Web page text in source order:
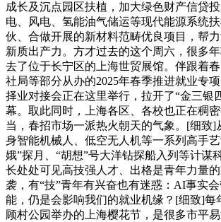
成长及沉点园区扶植，加大绿色财产信贷
电、风电、氢能油气储运等现代能源系统
伙、合做开展的新材料范畴优良项目，帮
新质出产力。方才过去的这个周六，很多
去了位于长宁区的上海世贸展馆。伴跟着
社局等部分从办的2025年春季推进就业专
择业对接会正在这里举行，拉开了“金三银
幕。取此同时，上海各区、各校也正在稠
当，春招市场一派热火朝天的气象。[细致]
身智能机械人、低空无人机等一系列高手
娥”探月、“胡想”号大洋钻探船入列等计谋
长处处可见高技强人才、出格是青年力量
袭，有“技”青年有兴奋也有迷惑：AI事实
能，仍是会影响我们的就业机缘？[细致]每
顾村公园举办的上海樱花节，是很多市平